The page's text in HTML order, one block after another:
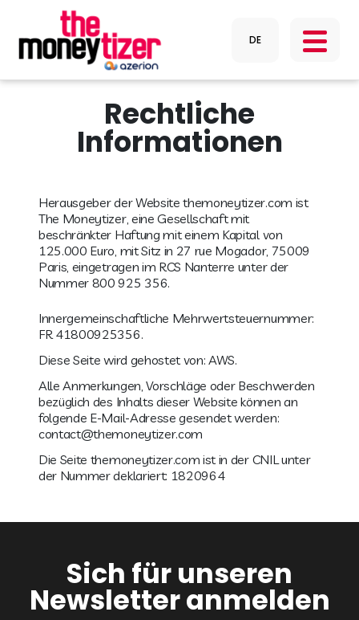
Rechtliche
Informationen
Herausgeber der Website themoneytizer.com ist
The Moneytizer, eine Gesellschaft mit
beschränkter Haftung mit einem Kapital von
125.000 Euro, mit Sitz in 27 rue Mogador, 75009
Paris, eingetragen im RCS Nanterre unter der
Nummer 800 925 356.
Innergemeinschaftliche Mehrwertsteuernummer:
FR 41800925356.
Diese Seite wird gehostet von: AWS.
Alle Anmerkungen, Vorschläge oder Beschwerden
bezüglich des Inhalts dieser Website können an
folgende E-Mail-Adresse gesendet werden:
contact@themoneytizer.com
Die Seite themoneytizer.com ist in der CNIL unter
der Nummer deklariert: 1820964
Sich für unseren
Newsletter anmelden